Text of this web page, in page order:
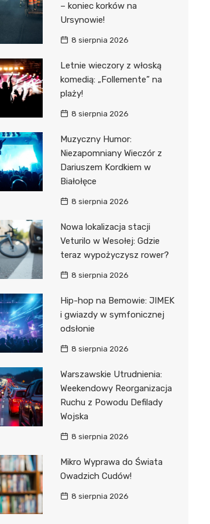
– koniec korków na
Ursynowie!
8 sierpnia 2026
Letnie wieczory z włoską
komedią: „Follemente” na
plaży!
8 sierpnia 2026
Muzyczny Humor:
Niezapomniany Wieczór z
Dariuszem Kordkiem w
Białołęce
8 sierpnia 2026
Nowa lokalizacja stacji
Veturilo w Wesołej: Gdzie
teraz wypożyczysz rower?
8 sierpnia 2026
Hip-hop na Bemowie: JIMEK
i gwiazdy w symfonicznej
odsłonie
8 sierpnia 2026
Warszawskie Utrudnienia:
Weekendowy Reorganizacja
Ruchu z Powodu Defilady
Wojska
8 sierpnia 2026
Mikro Wyprawa do Świata
Owadzich Cudów!
8 sierpnia 2026